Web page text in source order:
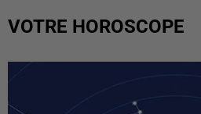
VOTRE HOROSCOPE